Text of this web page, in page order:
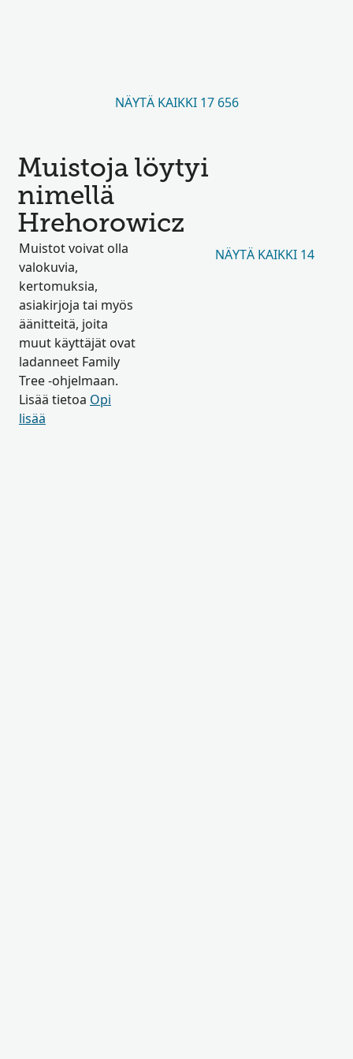
NÄYTÄ KAIKKI 17 656
Muistoja löytyi
nimellä
Hrehorowicz
Muistot voivat olla
valokuvia,
kertomuksia,
asiakirjoja tai myös
äänitteitä, joita
muut käyttäjät ovat
ladanneet Family
Tree -ohjelmaan.
Lisää tietoa Opi
lisää
NÄYTÄ KAIKKI 14